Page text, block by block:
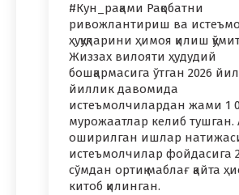
#Кун_рақами Рақобатни
ривожлантириш ва
ҳуқуқларини ҳимоя қилиш
Жиззах вилояти ҳудудий
бошқармасига ўтган 2026
йиллик давомида
истеъмолчилардан жами 1
мурожаатлар келиб тушган.
оширилган ишлар
истеъмолчилар фойдасига
сўмдан ортиқ маблағ қайта
китоб қилинган.